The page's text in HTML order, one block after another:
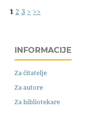
1 2 3 > >>
INFORMACIJE
Za čitatelje
Za autore
Za bibliotekare